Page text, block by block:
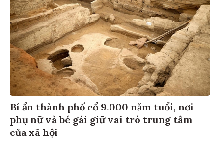
Bí ẩn thành phố cổ 9.000 năm tuổi, nơi
phụ nữ và bé gái giữ vai trò trung tâm
của xã hội